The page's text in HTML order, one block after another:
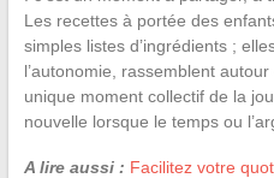
Les recettes à portée des
simples listes d’ingrédients ;
l’autonomie, rassemblent
unique moment collectif de la
nouvelle lorsque le temps ou
A lire aussi : Facilitez votre